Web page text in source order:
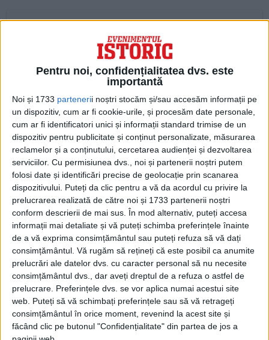
Pentru noi, confidențialitatea dvs. este
importantă
Noi și 1733 partenerii noștri stocăm și/sau accesăm informații pe
un dispozitiv, cum ar fi cookie-urile, și procesăm date personale,
cum ar fi identificatori unici și informații standard trimise de un
dispozitiv pentru publicitate și conținut personalizate, măsurarea
reclamelor și a conținutului, cercetarea audienței și dezvoltarea
serviciilor. Cu permisiunea dvs., noi și partenerii noștri putem
folosi date și identificări precise de geolocație prin scanarea
dispozitivului. Puteți da clic pentru a vă da acordul cu privire la
prelucrarea realizată de către noi și 1733 partenerii noștri
conform descrierii de mai sus. În mod alternativ, puteți accesa
informații mai detaliate și vă puteți schimba preferințele înainte
de a vă exprima consimțământul sau puteți refuza să vă dați
consimțământul. Vă rugăm să rețineți că este posibil ca anumite
prelucrări ale datelor dvs. cu caracter personal să nu necesite
consimțământul dvs., dar aveți dreptul de a refuza o astfel de
prelucrare. Preferințele dvs. se vor aplica numai acestui site
web. Puteți să vă schimbați preferințele sau să vă retrageți
consimțământul în orice moment, revenind la acest site și
făcând clic pe butonul "Confidențialitate" din partea de jos a
Acces restricționat. Dacă doriți să citiți
acest articol, mergeți pe
edituradecarte.roși achiziționați ediția
Octombrie 2025
Pagini:12
Din ultima ediție ...
Regina României
Carol al II-lea și acțiunile sale care au ruinat
România Mare
Afaceri oneroase care au marcat România
modernă: Strousberg și Hallier
ETICHETE:
PUBLICAT IN CATEGORIILE: OCTOMBRIE 2025
DISTRIBUIE ȘTIREA:
FACEBOOK
TWITTER
DACĂ VA PLAC MATERIALELE PUBLICATE, VA INVITĂM SĂ NE URMĂRIȚI
ȘI PE PAGINA NOASTRĂ DE FACEBOOK